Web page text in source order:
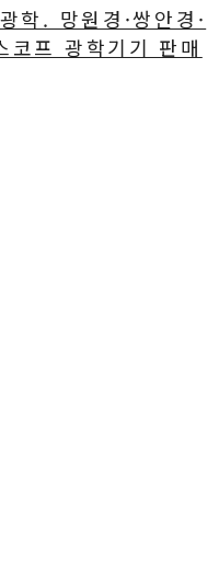
학. 망원경·쌍안경·
코프 광학기기 판매